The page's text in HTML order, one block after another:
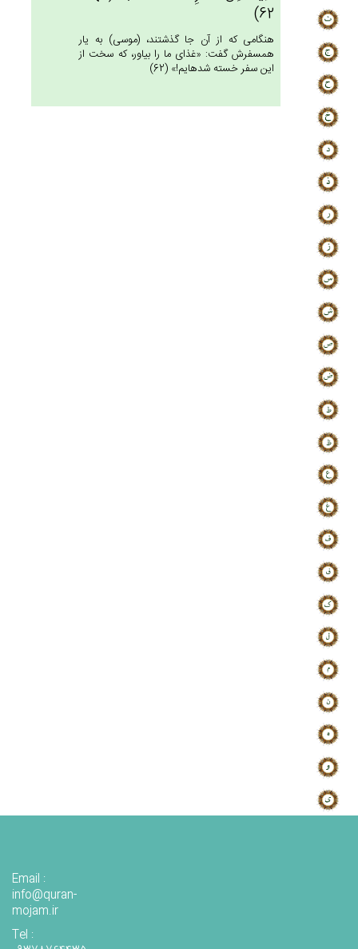
62)
هنگامى كه از آن جا گذشتند، (موسى) به يار
همسفرش گفت: «غذاى ما را بياور، كه سخت از
اين سفر خسته شده‏ايم!» (62)
Email :
info@quran-
mojam.ir
Tel :